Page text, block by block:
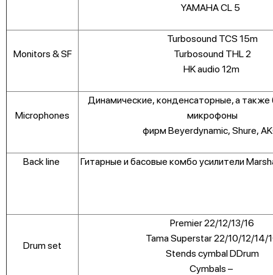
YAMAHA CL 5
Monitors & SF
Turbosound TCS 15m
Turbosound THL 2
HK audio 12m
Microphones
Динамические, конденсаторные, а
микрофоны
фирм Beyerdynamic, Shure,
Back line Гитарные и басовые комбо усилители
Drum set
Premier 22/12/13/16
Tama Superstar 22/10/12/14/
Stends cymbal DDrum
Cymbals –